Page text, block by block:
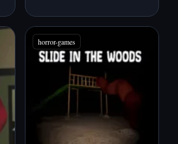
selangkah di depan patroli
Granny.
horror-games